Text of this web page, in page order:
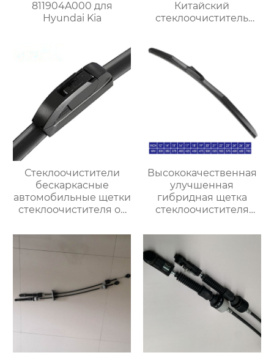
811904A000 для
Hyundai Kia
Китайский
стеклоочиститель
рычаг и лезвие
заднего
стеклоочистителя
Стеклоочистители
бескаркасные
автомобильные щетки
стеклоочистителя от
сменный адаптер
Высококачественная
улучшенная
гибридная щетка
стеклоочистителя
стеклоочиститель